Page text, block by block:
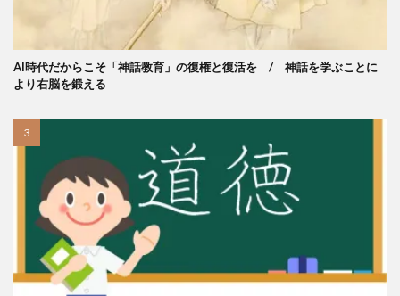
AI時代だからこそ「神話教育」の復権と復活を / 神話を学ぶことに
より右脳を鍛える